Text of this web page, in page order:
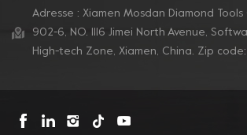
passen.
passen.
Adresse : Xiamen Mosdan Diamond Tools
902-6, NO. 1116 Jimei North Avenue,
High-tech Zone, Xiamen, China. Zip code: